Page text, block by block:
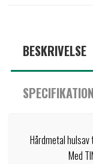
BESKRIVELSE
Hårdmetal
Med